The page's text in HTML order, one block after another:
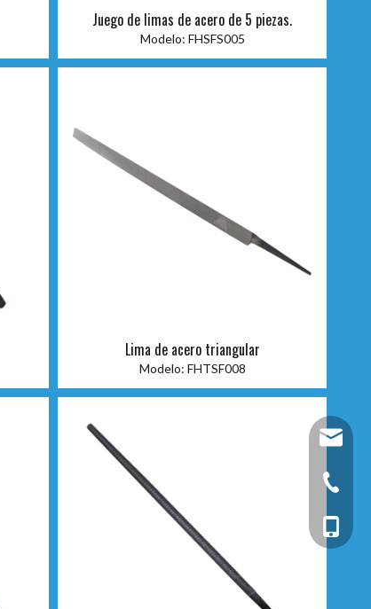
Juego de limas de acero de 5 piezas.
Modelo: FHSFS005
Lima de acero triangular
Modelo: FHTSF008
+86-25-